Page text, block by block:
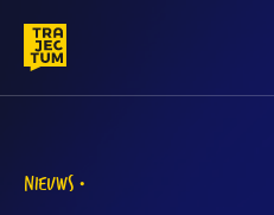
content
NIEUWS